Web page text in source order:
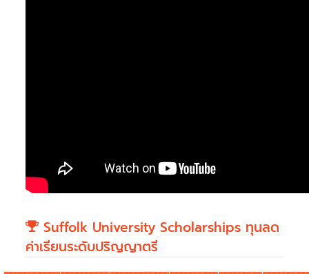
Suffolk University Scholarships ทุนลด
ค่าเรียนระดับปริญญาตรี